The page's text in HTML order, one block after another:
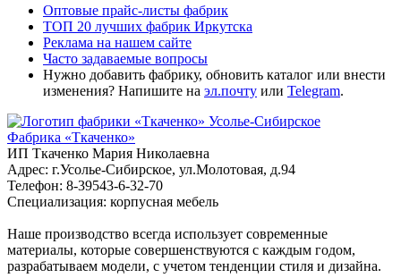
Оптовые прайс-листы фабрик
ТОП 20 лучших фабрик Иркутска
Реклама на нашем сайте
Часто задаваемые вопросы
Нужно добавить фабрику, обновить каталог или внести
изменения? Напишите на эл.почту или Telegram.
Усолье-Сибирское
Фабрика «Ткаченко»
ИП Ткаченко Мария Николаевна
Адрес: г.Усолье-Сибирское, ул.Молотовая, д.94
Телефон: 8-39543-6-32-70
Специализация: корпусная мебель
Наше производство всегда использует современные
материалы, которые совершенствуются с каждым годом,
разрабатываем модели, с учетом тенденции стиля и дизайна.